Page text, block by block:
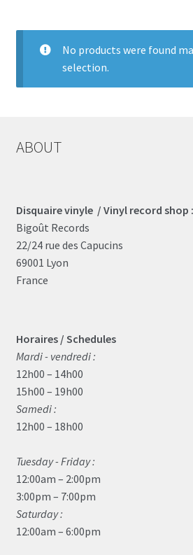
No products were found
selection.
ABOUT
Disquaire vinyle / Vinyl record shop :
Bigoût Records
22/24 rue des Capucins
69001 Lyon
France
Horaires / Schedules
Mardi - vendredi :
12h00 – 14h00
15h00 – 19h00
Samedi :
12h00 – 18h00
Tuesday - Friday :
12:00am – 2:00pm
3:00pm – 7:00pm
Saturday :
12:00am – 6:00pm